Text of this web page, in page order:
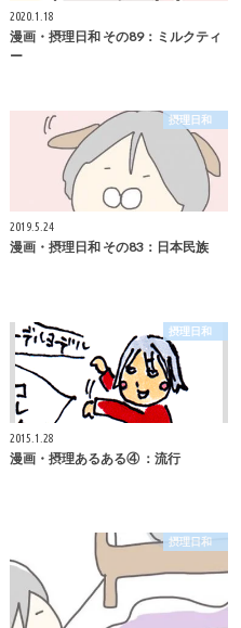
2020.1.18
漫画・摂理日和 その89：ミルクティ
ー
摂理日和
2019.5.24
漫画・摂理日和 その83：日本民族
摂理日和
2015.1.28
漫画・摂理あるある④ ：流行
摂理日和